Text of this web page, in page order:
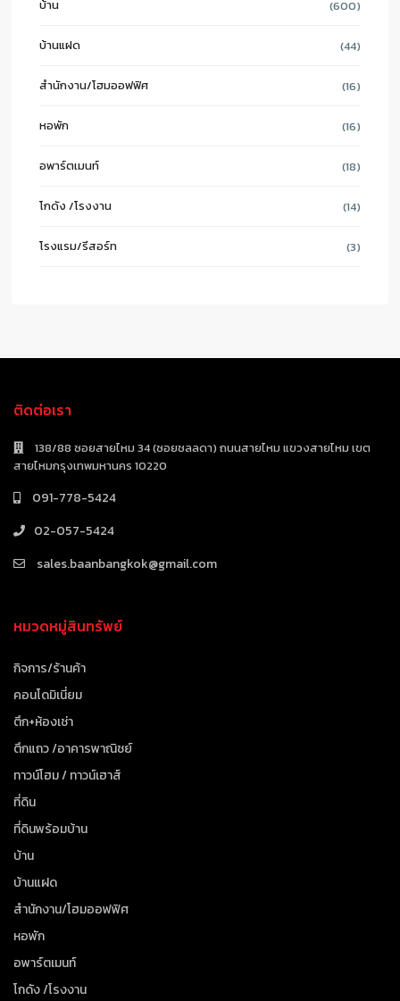
บ้าน (600)
บ้านแฝด (44)
สำนักงาน/โฮมออฟฟิศ (16)
หอพัก (16)
อพาร์ตเมนท์ (18)
โกดัง /โรงงาน (14)
โรงแรม/รีสอร์ท (3)
ติดต่อเรา
138/88 ซอยสายไหม 34 (ซอยชลลดา) ถนนสายไหม แขวงสายไหม เขต
สายไหมกรุงเทพมหานคร 10220
091-778-5424
02-057-5424
sales.baanbangkok@gmail.com
หมวดหมู่สินทรัพย์
กิจการ/ร้านค้า
คอนโดมิเนี่ยม
ตึก+ห้องเช่า
ตึกแถว /อาคารพาณิชย์
ทาวน์โฮม / ทาวน์เฮาส์
ที่ดิน
ที่ดินพร้อมบ้าน
บ้าน
บ้านแฝด
สำนักงาน/โฮมออฟฟิศ
หอพัก
อพาร์ตเมนท์
โกดัง /โรงงาน